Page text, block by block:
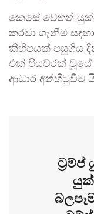
කෙසේ වෙතත්
කරවා ගැනීම
කිහිපයක් පසුගිය
එක් පියවරක් වූයේ
ආධාර අත්හිටුවීම